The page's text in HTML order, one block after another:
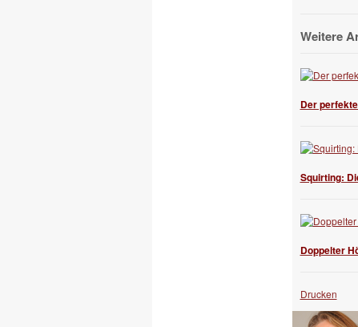
Weitere
Der
Squirting:
Doppelter
Drucken